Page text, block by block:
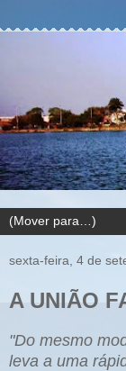
sexta-feira, 4 de
A UNIÃO
"Do mesmo
leva a uma